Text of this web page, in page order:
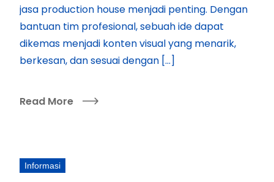
jasa production house menjadi penting. Dengan
bantuan tim profesional, sebuah ide dapat
dikemas menjadi konten visual yang menarik,
berkesan, dan sesuai dengan […]
Read More
Informasi